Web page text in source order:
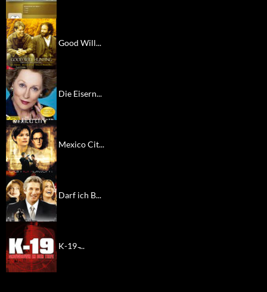
Good Will...
Die Eisern...
Mexico Cit...
Darf ich B...
K-19 ̵...